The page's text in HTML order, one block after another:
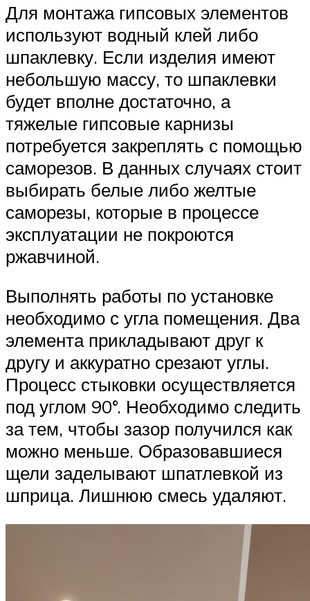
Для монтажа гипсовых элементов
используют водный клей либо
шпаклевку. Если изделия имеют
небольшую массу, то шпаклевки
будет вполне достаточно, а
тяжелые гипсовые карнизы
потребуется закреплять с помощью
саморезов. В данных случаях стоит
выбирать белые либо желтые
саморезы, которые в процессе
эксплуатации не покроются
ржавчиной.
Выполнять работы по установке
необходимо с угла помещения. Два
элемента прикладывают друг к
другу и аккуратно срезают углы.
Процесс стыковки осуществляется
под углом 90°. Необходимо следить
за тем, чтобы зазор получился как
можно меньше. Образовавшиеся
щели заделывают шпатлевкой из
шприца. Лишнюю смесь удаляют.